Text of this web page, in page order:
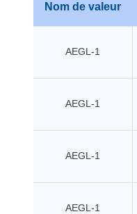
Nom de valeur
AEGL-1
AEGL-1
AEGL-1
AEGL-1